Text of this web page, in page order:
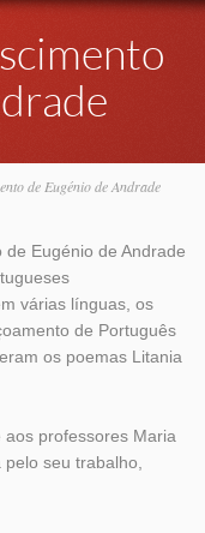
de Eugénio de Andrade
Eugénio de Andrade
várias línguas, os
de Português
os poemas Litania
professores Maria
seu trabalho,